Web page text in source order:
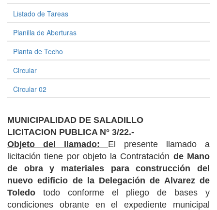
Listado de Tareas
Planilla de Aberturas
Planta de Techo
Circular
Circular 02
MUNICIPALIDAD DE SALADILLO
LICITACION PUBLICA N° 3/22.-
Objeto del llamado:
El presente llamado a
licitación tiene por objeto la Contratación de Mano
de obra y materiales para construcción del
nuevo edificio de la Delegación de Alvarez de
Toledo todo conforme el pliego de bases y
condiciones obrante en el expediente municipal